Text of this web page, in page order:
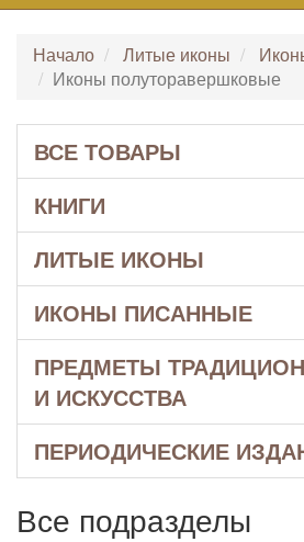
Начало Литые иконы
Иконы полуторавершковые
ВСЕ ТОВАРЫ
КНИГИ
ЛИТЫЕ ИКОНЫ
ИКОНЫ ПИСАННЫЕ
ПРЕДМЕТЫ
И ИСКУССТВА
ПЕРИОДИЧЕСКИЕ
Все подразделы